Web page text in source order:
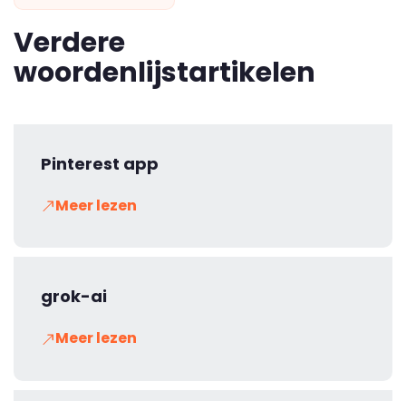
Verdere
woordenlijstartikelen
Pinterest app
Meer lezen
grok-ai
Meer lezen